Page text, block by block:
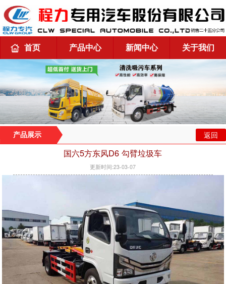
首页 产品中心 新闻中心 关于我们
产品展示 返回
国六5方东风D6 勾臂垃圾车
更新时间:23-03-07